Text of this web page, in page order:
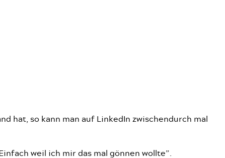
hat, so kann man auf LinkedIn zwischendurch mal
weil ich mir das mal gönnen wollte”.